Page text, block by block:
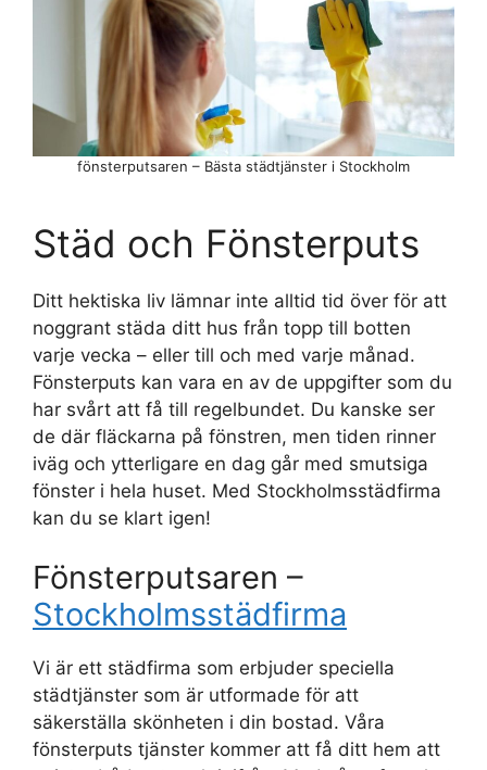
fönsterputsaren – Bästa städtjänster i Stockholm
Städ och Fönsterputs
Ditt hektiska liv lämnar inte alltid tid över för att
noggrant städa ditt hus från topp till botten
varje vecka – eller till och med varje månad.
Fönsterputs kan vara en av de uppgifter som du
har svårt att få till regelbundet. Du kanske ser
de där fläckarna på fönstren, men tiden rinner
iväg och ytterligare en dag går med smutsiga
fönster i hela huset. Med Stockholmsstädfirma
kan du se klart igen!
Fönsterputsaren –
Stockholmsstädfirma
Vi är ett städfirma som erbjuder speciella
städtjänster som är utformade för att
säkerställa skönheten i din bostad. Våra
fönsterputs tjänster kommer att få ditt hem att